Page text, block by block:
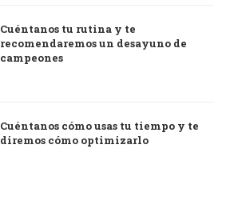
Cuéntanos tu rutina y te
recomendaremos un desayuno de
campeones
Cuéntanos cómo usas tu tiempo y te
diremos cómo optimizarlo